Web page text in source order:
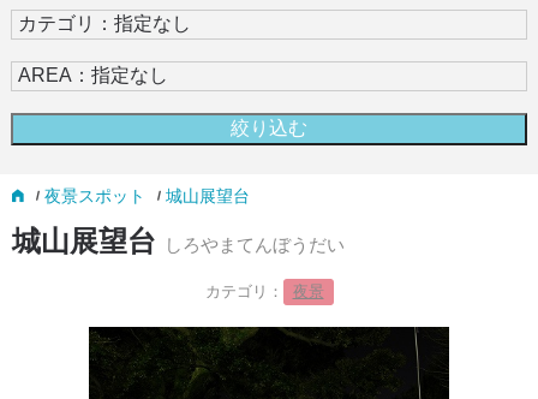
夜景スポット 城山展望台
城山展望台 しろやまてんぼうだい
カテゴリ： 夜景